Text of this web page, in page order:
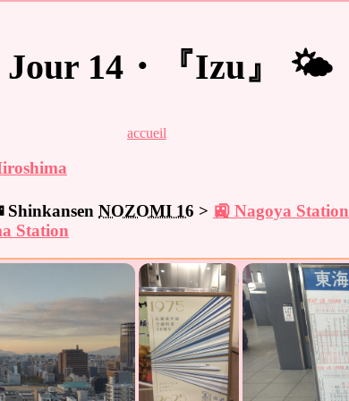
Jour 14・『Izu』 🌤️
accueil
Shinkansen NOZOMI 16 > 🚉 Nagoya Station
Station